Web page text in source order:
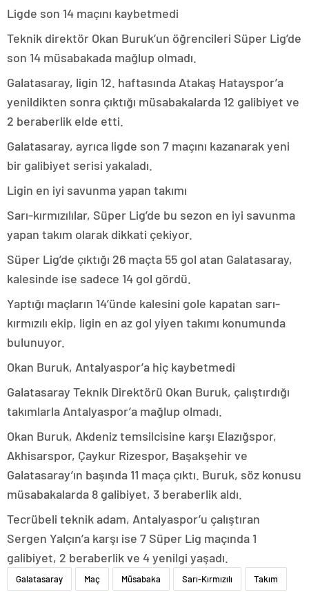
Ligde son 14 maçını kaybetmedi
Teknik direktör Okan Buruk’un öğrencileri Süper Lig’de
son 14 müsabakada mağlup olmadı.
Galatasaray, ligin 12. haftasında Atakaş Hatayspor’a
yenildikten sonra çıktığı müsabakalarda 12 galibiyet ve
2 beraberlik elde etti.
Galatasaray, ayrıca ligde son 7 maçını kazanarak yeni
bir galibiyet serisi yakaladı.
Ligin en iyi savunma yapan takımı
Sarı-kırmızılılar, Süper Lig’de bu sezon en iyi savunma
yapan takım olarak dikkati çekiyor.
Süper Lig’de çıktığı 26 maçta 55 gol atan Galatasaray,
kalesinde ise sadece 14 gol gördü.
Yaptığı maçların 14’ünde kalesini gole kapatan sarı-
kırmızılı ekip, ligin en az gol yiyen takımı konumunda
bulunuyor.
Okan Buruk, Antalyaspor’a hiç kaybetmedi
Galatasaray Teknik Direktörü Okan Buruk, çalıştırdığı
takımlarla Antalyaspor’a mağlup olmadı.
Okan Buruk, Akdeniz temsilcisine karşı Elazığspor,
Akhisarspor, Çaykur Rizespor, Başakşehir ve
Galatasaray’ın başında 11 maça çıktı. Buruk, söz konusu
müsabakalarda 8 galibiyet, 3 beraberlik aldı.
Tecrübeli teknik adam, Antalyaspor’u çalıştıran
Sergen Yalçın’a karşı ise 7 Süper Lig maçında 1
galibiyet, 2 beraberlik ve 4 yenilgi yaşadı.
Galatasaray Maç Müsabaka Sarı-Kırmızılı Takım